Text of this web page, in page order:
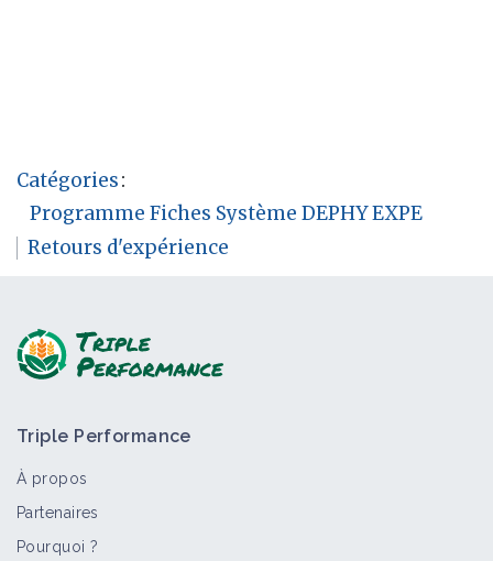
Catégories:
Programme Fiches Système DEPHY EXPE
Retours d'expérience
Triple Performance
À propos
Partenaires
Pourquoi ?